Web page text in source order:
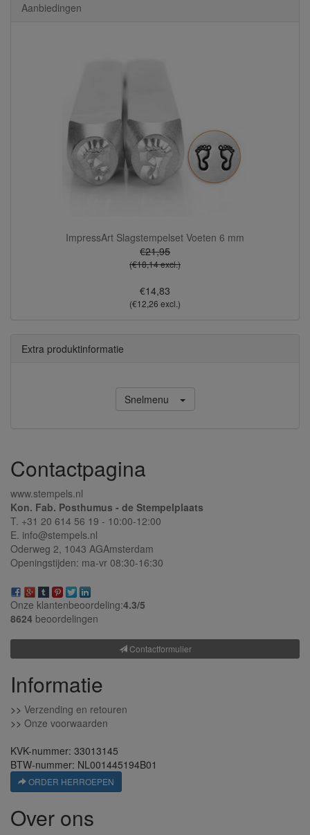
Aanbiedingen
ImpressArt Slagstempelset Voeten 6 mm
€21,95
(€18,14 excl.)
€14,83
(€12,26 excl.)
Extra produktinformatie
Snelmenu
Contactpagina
www.stempels.nl
Kon. Fab. Posthumus - de Stempelplaats
T. +31 20 614 56 19 - 10:00-12:00
E. info@stempels.nl
Oderweg 2, 1043 AGAmsterdam
Openingstijden: ma-vr 08:30-16:30
Onze klantenbeoordeling:4.3/5
8624 beoordelingen
Contactformulier
Informatie
>> Verzending en retouren
>> Onze voorwaarden
KVK-nummer: 33013145
BTW-nummer: NL001445194B01
ORDER HERROEPEN
Over ons